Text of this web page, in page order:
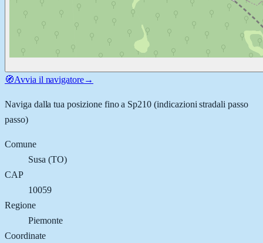
🧭Avvia il navigatore→
Naviga dalla tua posizione fino a Sp210 (indicazioni stradali passo
passo)
Comune
Susa (TO)
CAP
10059
Regione
Piemonte
Coordinate